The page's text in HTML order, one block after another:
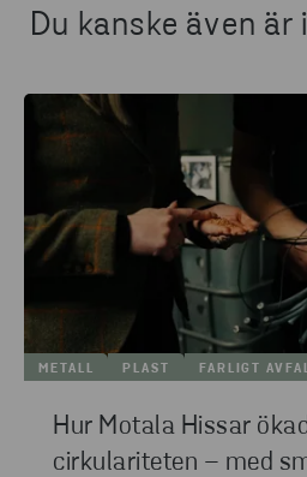
Du kanske även är
METALL PLAST FARLIGT
Hur Motala Hissar
cirkulariteten – med